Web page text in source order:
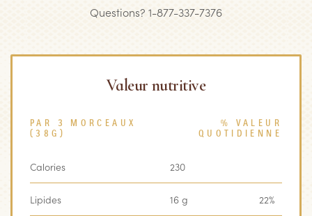
Questions? 1-877-337-7376
Valeur nutritive
PAR 3 MORCEAUX
(38G)
% VALEUR
QUOTIDIENNE
Calories 230
Lipides 16 g 22%